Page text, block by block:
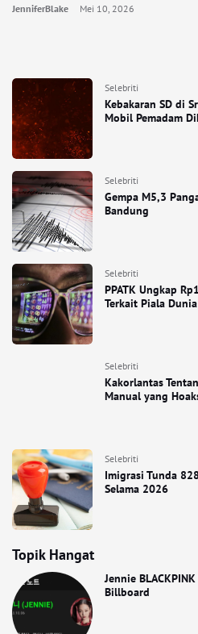
Selebriti
Kebakaran SD di
Mobil Pemadam
Selebriti
Gempa M5,3
Bandung
Selebriti
PPATK Ungkap
Terkait Piala
Selebriti
Kakorlantas
Manual yang
Selebriti
Imigrasi Tunda
Selama 2026
Topik Hangat
Jennie
Billboard
JenniferBlake Mei 10, 2026